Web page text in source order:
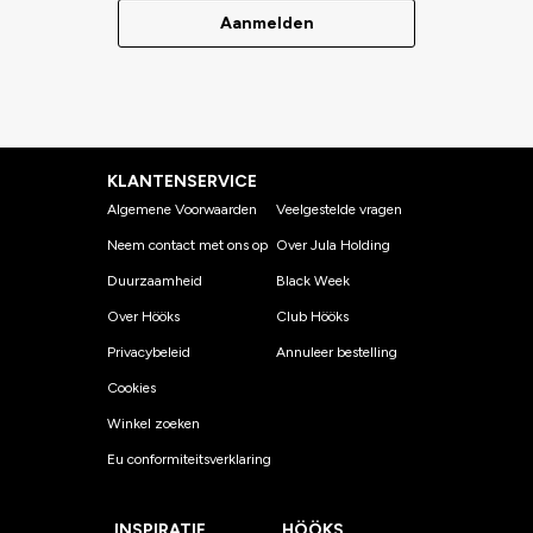
Aanmelden
KLANTENSERVICE
Algemene Voorwaarden
Neem contact met ons op
Duurzaamheid
Over Hööks
Privacybeleid
Cookies
Winkel zoeken
Eu conformiteitsverklaring
Veelgestelde vragen
Over Jula Holding
Black Week
Club Hööks
Annuleer bestelling